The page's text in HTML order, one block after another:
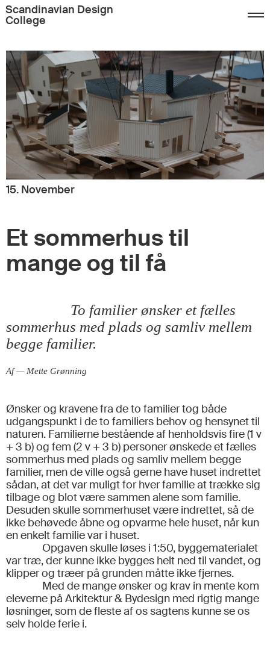
Scandinavian Design
College
15. November
Et sommerhus til
mange og til få
To familier ønsker et fælles
sommerhus med plads og samliv mellem
begge familier.
Af — Mette Grønning
Ønsker og kravene fra de to familier tog både
udgangspunkt i de to familiers behov og hensynet til
naturen. Familierne bestående af henholdsvis fire (1 v
+ 3 b) og fem (2 v + 3 b) personer ønskede et fælles
sommerhus med plads og samliv mellem begge
familier, men de ville også gerne have huset indrettet
sådan, at det var muligt for hver familie at trække sig
tilbage og blot være sammen alene som familie.
Desuden skulle sommerhuset være indrettet, så de
ikke behøvede åbne og opvarme hele huset, når kun
en enkelt familie var i huset.
Opgaven skulle løses i 1:50, byggematerialet
var træ, der kunne ikke bygges helt ned til vandet, og
klipper og træer på grunden måtte ikke fjernes.
Med de mange ønsker og krav in mente kom
eleverne på Arkitektur & Bydesign med rigtig mange
løsninger, som de fleste af os sagtens kunne se os
selv holde ferie i.